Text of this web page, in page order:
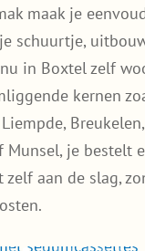
maak je
schuurtje,
in Boxtel zelf
kernen
Breukelen,
Munsel, je bestelt
aan de slag,